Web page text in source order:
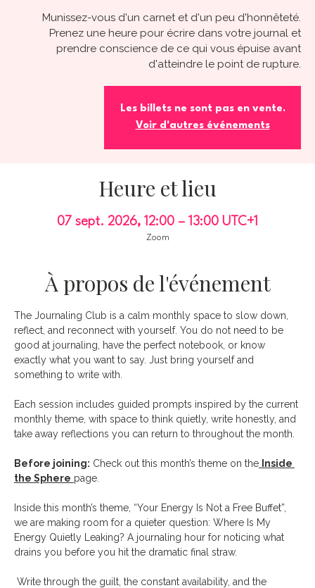
Munissez-vous d'un carnet et d'un peu d'honnêteté.
Prenez une heure pour écrire dans votre journal et
prendre conscience de ce qui vous épuise avant
d'atteindre le point de rupture.
Les billets ne sont pas en vente.
Voir d'autres événements
Heure et lieu
07 sept. 2026, 12:00 – 13:00 UTC+1
Zoom
À propos de l'événement
The Journaling Club is a calm monthly space to slow down,
reflect, and reconnect with yourself. You do not need to be
good at journaling, have the perfect notebook, or know
exactly what you want to say. Just bring yourself and
something to write with.
Each session includes guided prompts inspired by the current
monthly theme, with space to think quietly, write honestly, and
take away reflections you can return to throughout the month.
Before joining: Check out this month’s theme on the Inside
the Sphere page.
Inside this month’s theme, “Your Energy Is Not a Free Buffet”,
we are making room for a quieter question: Where Is My
Energy Quietly Leaking? A journaling hour for noticing what
drains you before you hit the dramatic final straw.
Write through the guilt, the constant availability, and the